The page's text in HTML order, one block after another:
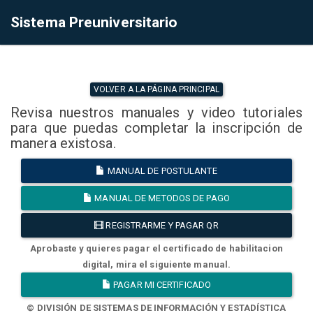
Sistema Preuniversitario
VOLVER A LA PÁGINA PRINCIPAL
Revisa nuestros manuales y video tutoriales
para que puedas completar la inscripción de
manera existosa.
MANUAL DE POSTULANTE
MANUAL DE METODOS DE PAGO
REGISTRARME Y PAGAR QR
Aprobaste y quieres pagar el certificado de habilitacion
digital, mira el siguiente manual.
PAGAR MI CERTIFICADO
© DIVISIÓN DE SISTEMAS DE INFORMACIÓN Y ESTADÍSTICA